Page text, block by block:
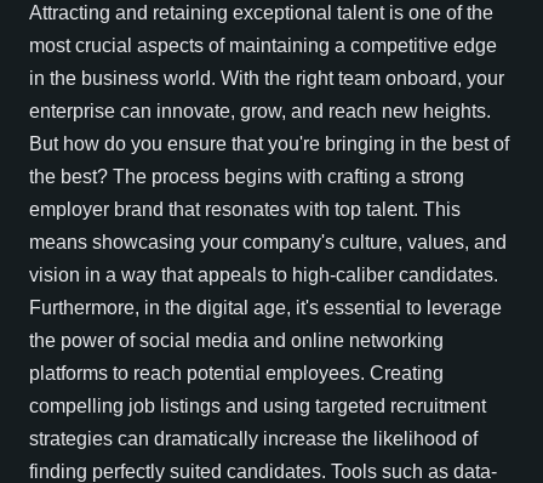
Attracting and retaining exceptional talent is one of the
most crucial aspects of maintaining a competitive edge
in the business world. With the right team onboard, your
enterprise can innovate, grow, and reach new heights.
But how do you ensure that you're bringing in the best of
the best? The process begins with crafting a strong
employer brand that resonates with top talent. This
means showcasing your company's culture, values, and
vision in a way that appeals to high-caliber candidates.
Furthermore, in the digital age, it's essential to leverage
the power of social media and online networking
platforms to reach potential employees. Creating
compelling job listings and using targeted recruitment
strategies can dramatically increase the likelihood of
finding perfectly suited candidates. Tools such as data-